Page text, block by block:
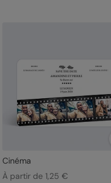
Cinéma
À partir de 1,25 €